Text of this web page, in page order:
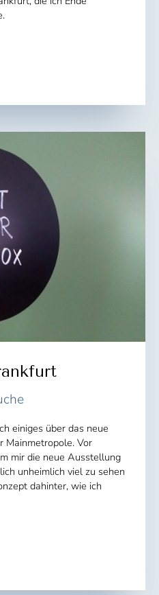
einiges über das neue
Mainmetropole. Vor
mir die neue Ausstellung
unheimlich viel zu sehen
dahinter, wie ich